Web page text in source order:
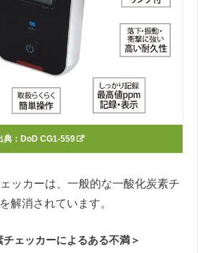
典： DoD CG1-559
ッカーは、一般的な一酸化炭素チ
解消されています。
ェッカーによるある不満＞